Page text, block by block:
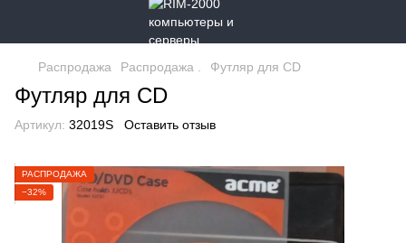
Распродажа Распродажа . Футляр для CD
Футляр для CD
Артикул: 32019S Оставить отзыв
РАСПРОДАЖА
−32%